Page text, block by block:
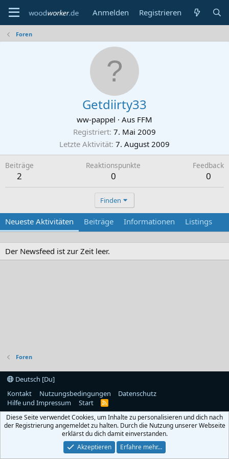
Anmelden Registrieren
Foren
Getdiirty33
ww-pappel · Aus FFM
Registriert 7. Mai 2009
Letzte Aktivität 7. August 2009
Beiträge
2
Reaktionspunkte
0
Feedback
0
Finden
Neueste Aktivitäten Beiträge Informationen Listings
Der Newsfeed ist zur Zeit leer.
Foren
Deutsch [Du]
Kontakt
Nutzungsbedingungen
Datenschutz
Hilfe und Impressum
Start
R
S
Diese Seite verwendet Cookies, um Inhalte zu personalisieren und dich nach
der Registrierung angemeldet zu halten. Durch die Nutzung unserer Webseite
erklärst du dich damit einverstanden.
Akzeptieren
Erfahre mehr…